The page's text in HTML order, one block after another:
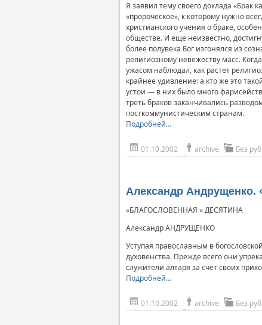
Я заявил тему своего доклада «Брак
«пророческое», к которому нужно
христианского учения о браке,
обществе. И еще неизвестно,
более полувека Бог изгонялся из
религиозному невежеству масс.
ужасом наблюдал, как растет
крайнее удивление: а кто же это
устои — в них было много
треть браков заканчивались
посткоммунистическим странам.
Подробней…
01.10.2002 archive Без
Александр Андрущенко.
«БЛАГОСЛОВЕННАЯ » ДЕСЯТИНА
Александр АНДРУЩЕНКО
Уступая православным в
духовенства. Прежде всего они
служители алтаря за счет своих
Подробней…
01.10.2002 archive Без